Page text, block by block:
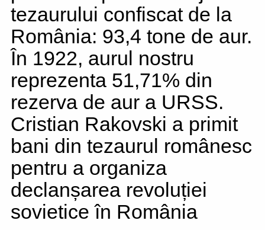
tezaurului confiscat de la
România: 93,4 tone de aur.
În 1922, aurul nostru
reprezenta 51,71% din
rezerva de aur a URSS.
Cristian Rakovski a primit
bani din tezaurul românesc
pentru a organiza
declanșarea revoluției
sovietice în România